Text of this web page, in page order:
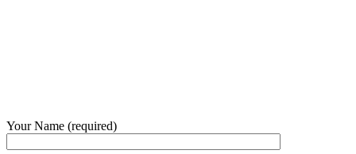
Your Name (required)